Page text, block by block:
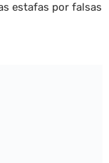
estafas por falsas